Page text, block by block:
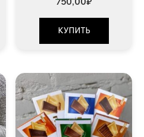
КУПИТЬ